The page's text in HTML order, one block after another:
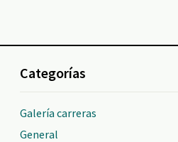
Categorías
Galería carreras
General